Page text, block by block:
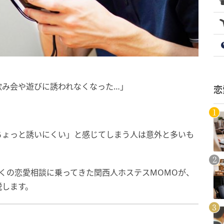
会や遊びに誘われなくなった…」
っと誘いにくい」と感じてしまう人は意外と多いも
恋愛相談に乗ってきた関西人ホステスMOMOが、
ます。